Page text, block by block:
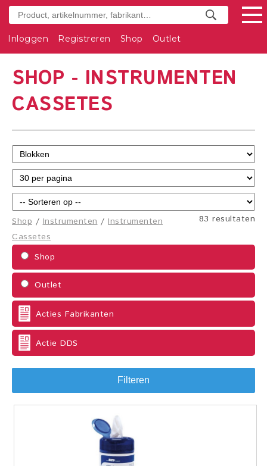
Inloggen Registreren Shop Outlet
SHOP - INSTRUMENTEN
CASSETES
83 resultaten
Shop /Instrumenten/ Instrumenten
Cassetes
Shop
Outlet
Acties Fabrikanten
Actie DDS
Filteren